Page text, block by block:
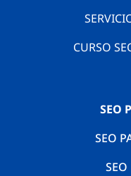
CURSO
SEO
SEO
SEO